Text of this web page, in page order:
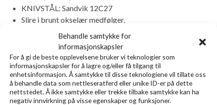
Behandle samtykke for
informasjonskapsler
For å gi de beste opplevelsene bruker vi teknologier som
informasjonskapsler for å lagre og/eller få tilgang til
enhetsinformasjon. Å samtykke til disse teknologiene vil tillate oss
å behandle data som nettleseratferd eller unike ID-er på dette
nettstedet. Å ikke samtykke eller trekke tilbake samtykke kan ha
negativ innvirkning på visse egenskaper og funksjoner.
KNIVSTÅL: Sandvik 12C27
Slire i brunt okselær medfølger.
Relaterte produkter
13%
Utsolgt